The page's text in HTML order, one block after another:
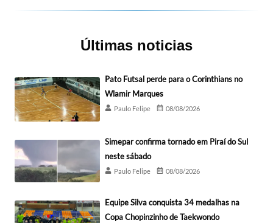
Últimas noticias
Pato Futsal perde para o Corinthians no
Wlamir Marques
Paulo Felipe 08/08/2026
Simepar confirma tornado em Piraí do Sul
neste sábado
Paulo Felipe 08/08/2026
Equipe Silva conquista 34 medalhas na
Copa Chopinzinho de Taekwondo